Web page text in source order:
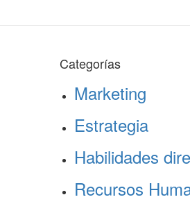
Categorías
Marketing
Estrategia
Habilidades
Recursos